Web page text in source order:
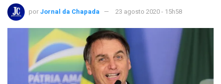
por Jornal da Chapada 23 agosto 2020 - 15h58